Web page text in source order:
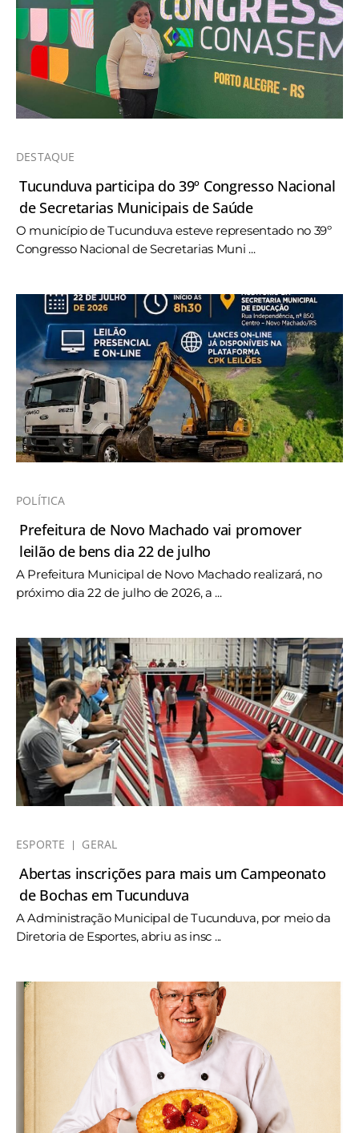
DESTAQUE
Tucunduva participa do 39º Congresso Nacional
de Secretarias Municipais de Saúde
O município de Tucunduva esteve representado no 39º
Congresso Nacional de Secretarias Muni ...
POLÍTICA
Prefeitura de Novo Machado vai promover
leilão de bens dia 22 de julho
A Prefeitura Municipal de Novo Machado realizará, no
próximo dia 22 de julho de 2026, a ...
ESPORTE GERAL
Abertas inscrições para mais um Campeonato
de Bochas em Tucunduva
A Administração Municipal de Tucunduva, por meio da
Diretoria de Esportes, abriu as insc ...